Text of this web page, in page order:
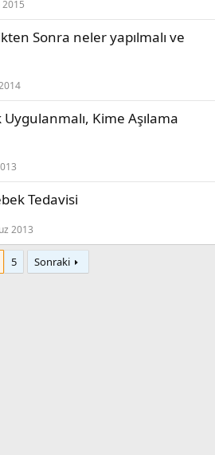
Sonra neler yapılmalı ve
Kime Aşılama
Tedavisi
2013
5 Sonraki